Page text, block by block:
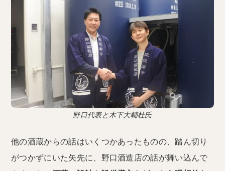
野口代表と木下大輔杜氏
他の酒蔵からの話はいくつかあったものの、踏ん切り
がつかずにいた矢先に、野口酒造店の話が舞い込んで